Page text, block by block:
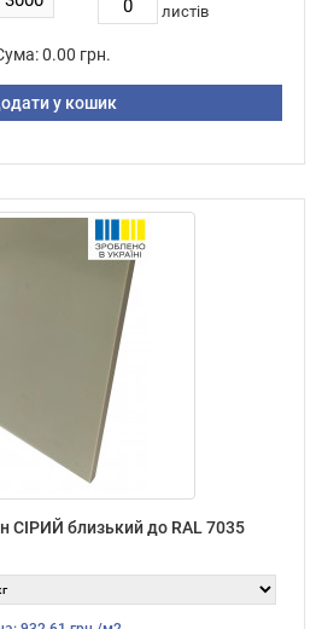
листiв
0.00 грн.
у кошик
СІРИЙ близький до RAL 7035